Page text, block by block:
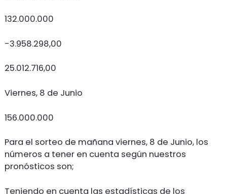
132.000.000
-3.958.298,00
25.012.716,00
Viernes, 8 de Junio
156.000.000
Para el sorteo de mañana viernes, 8 de Junio, los
números a tener en cuenta según nuestros
pronósticos son;
Teniendo en cuenta las estadísticas de los